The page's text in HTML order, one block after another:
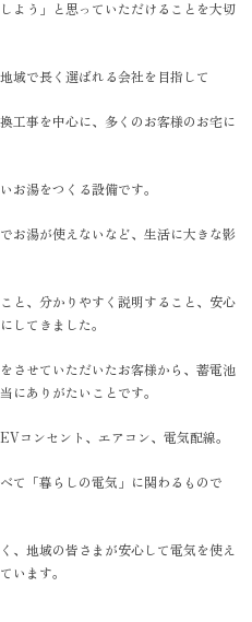
よう」と思っていただけることを大切
域で長く選ばれる会社を目指して
工事を中心に、多くのお客様のお宅に
お湯をつくる設備です。
お湯が使えないなど、生活に大きな影
と、分かりやすく説明すること、安心
してきました。
させていただいたお客様から、蓄電池
にありがたいことです。
コンセント、エアコン、電気配線。
て「暮らしの電気」に関わるもので
、地域の皆さまが安心して電気を使え
います。